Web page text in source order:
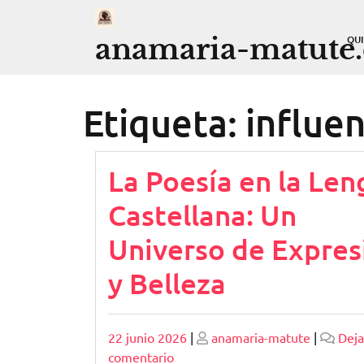
anamaria-
Etiqueta:
La Poesía en la
Castellana: Un
Universo de
y Belleza
Publicado
22 junio 2026 | Publicado
anamaria-matute |
comentarioen